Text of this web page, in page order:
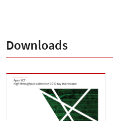
Downloads